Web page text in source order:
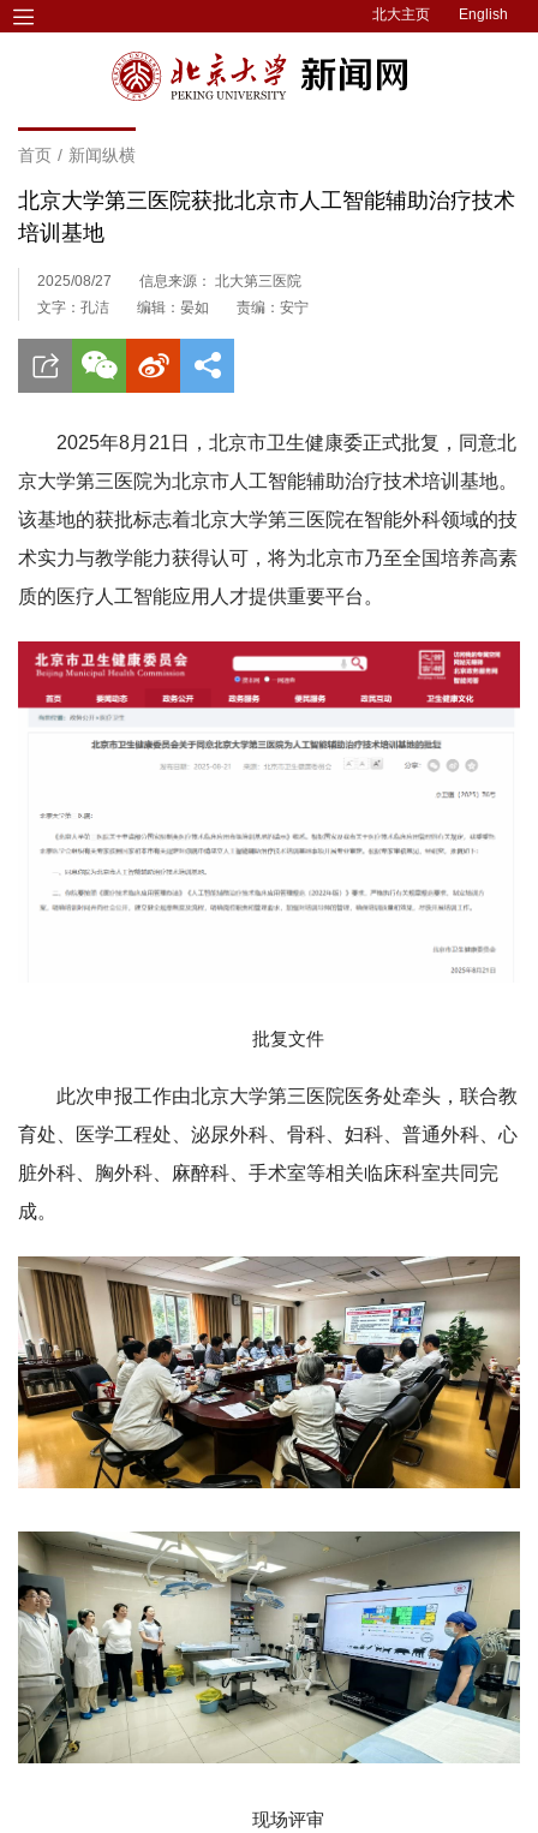
北大主页 English
首页 / 新闻纵横
北京大学第三医院获批北京市人工智能辅助治疗技术
培训基地
2025/08/27
信息来源： 北大第三医院
文字：孔洁
编辑：晏如 责编：安宁
2025年8月21日，北京市卫生健康委正式批复，同意北
京大学第三医院为北京市人工智能辅助治疗技术培训基地。
该基地的获批标志着北京大学第三医院在智能外科领域的技
术实力与教学能力获得认可，将为北京市乃至全国培养高素
质的医疗人工智能应用人才提供重要平台。
批复文件
此次申报工作由北京大学第三医院医务处牵头，联合教
育处、医学工程处、泌尿外科、骨科、妇科、普通外科、心
脏外科、胸外科、麻醉科、手术室等相关临床科室共同完
成。
现场评审